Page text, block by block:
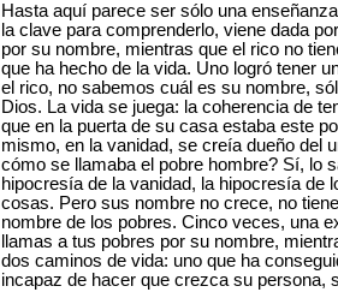
Hasta aquí parece ser sólo una
la clave para comprenderlo, viene dada
por su nombre, mientras que el rico no
que ha hecho de la vida. Uno logró tener
el rico, no sabemos cuál es su nombre,
Dios. La vida se juega: la coherencia de
que en la puerta de su casa estaba este
mismo, en la vanidad, se creía dueño del
cómo se llamaba el pobre hombre? Sí, lo
hipocresía de la vanidad, la hipocresía
cosas. Pero sus nombre no crece, no
nombre de los pobres. Cinco veces, una
llamas a tus pobres por su nombre,
dos caminos de vida: uno que ha
incapaz de hacer que crezca su persona,